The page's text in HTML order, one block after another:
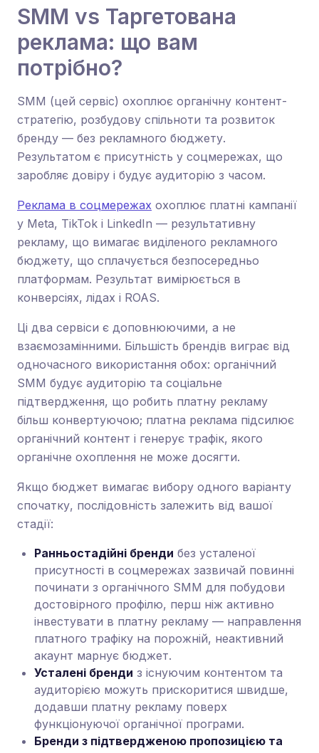
SMM vs Таргетована
реклама: що вам
потрібно?
SMM (цей сервіс) охоплює органічну контент-
стратегію, розбудову спільноти та розвиток
бренду — без рекламного бюджету.
Результатом є присутність у соцмережах, що
заробляє довіру і будує аудиторію з часом.
Реклама в соцмережах охоплює платні кампанії
у Meta, TikTok і LinkedIn — результативну
рекламу, що вимагає виділеного рекламного
бюджету, що сплачується безпосередньо
платформам. Результат вимірюється в
конверсіях, лідах і ROAS.
Ці два сервіси є доповнюючими, а не
взаємозамінними. Більшість брендів виграє від
одночасного використання обох: органічний
SMM будує аудиторію та соціальне
підтвердження, що робить платну рекламу
більш конвертуючою; платна реклама підсилює
органічний контент і генерує трафік, якого
органічне охоплення не може досягти.
Якщо бюджет вимагає вибору одного варіанту
спочатку, послідовність залежить від вашої
стадії:
Ранньостадійні бренди без усталеної
присутності в соцмережах зазвичай повинні
починати з органічного SMM для побудови
достовірного профілю, перш ніж активно
інвестувати в платну рекламу — направлення
платного трафіку на порожній, неактивний
акаунт марнує бюджет.
Усталені бренди з існуючим контентом та
аудиторією можуть прискоритися швидше,
додавши платну рекламу поверх
функціонуючої органічної програми.
Бренди з підтвердженою пропозицією та